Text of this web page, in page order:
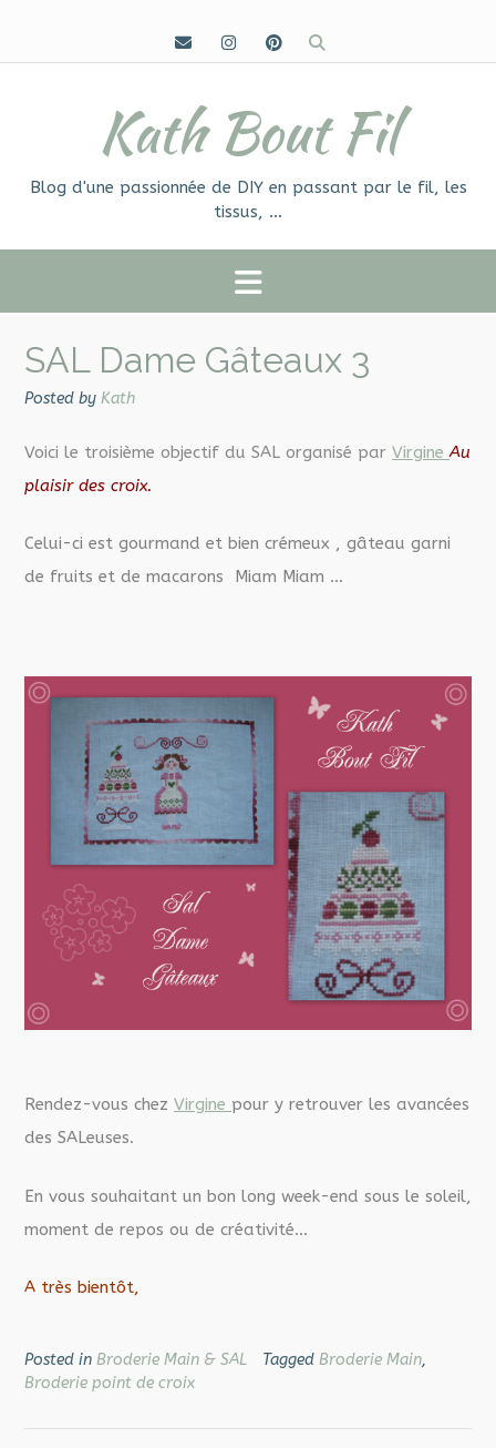
content
Kath Bout Fil
Blog d'une passionnée de DIY en passant par le fil, les
tissus, …
SAL Dame Gâteaux 3
Posted by Kath
Voici le troisième objectif du SAL organisé par VirgineAu
plaisir des croix.
Celui-ci est gourmand et bien crémeux , gâteau garni
de fruits et de macarons Miam Miam …
Rendez-vous chez Virgine pour y retrouver les avancées
des SALeuses.
En vous souhaitant un bon long week-end sous le soleil,
moment de repos ou de créativité…
A très bientôt,
Posted in Broderie Main & SAL Tagged Broderie Main,
Broderie point de croix